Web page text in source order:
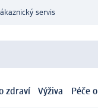
servis
zdraví Výživa Péče